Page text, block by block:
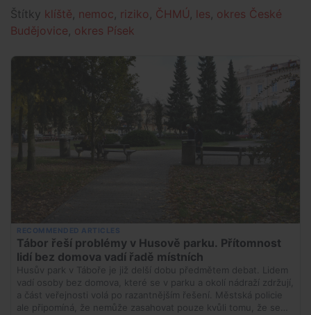
Štítky klíště nemoc riziko ČHMÚ les okres České
Budějovice okres Písek